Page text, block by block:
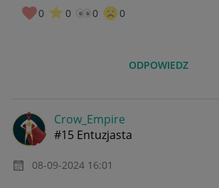
0 0 0 0
ODPOWIEDZ
Crow_Empire
#15 Entuzjasta
‎08-09-2024 16:01